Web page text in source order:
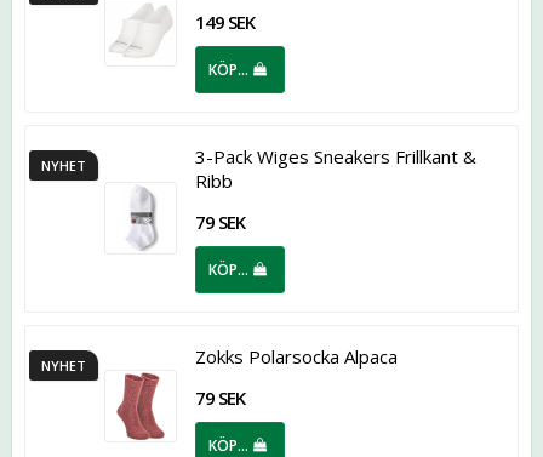
149 SEK
KÖP…
NYHET
3-Pack Wiges Sneakers Frillkant &
Ribb
79 SEK
KÖP…
NYHET
Zokks Polarsocka Alpaca
79 SEK
KÖP…